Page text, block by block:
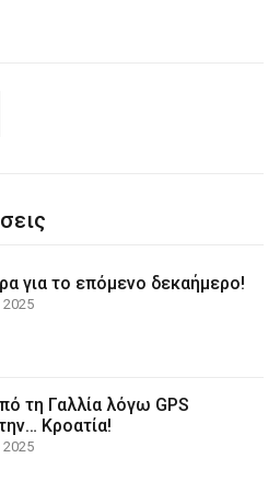
για το επόμενο δεκαήμερο!
2025
τη Γαλλία λόγω GPS
Κροατία!
2025